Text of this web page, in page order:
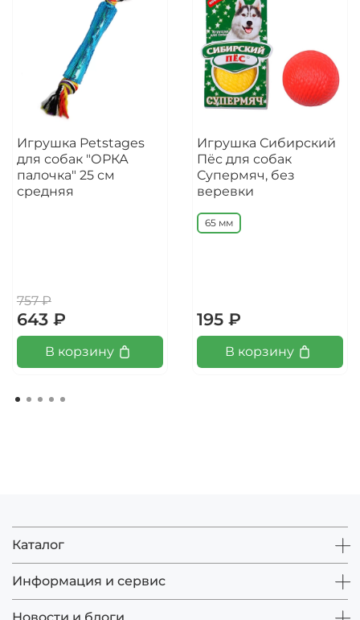
Игрушка Petstages
для собак "ОРКА
палочка" 25 см
средняя
757 ₽
643 ₽
В корзину
Игрушка Сибирский
Пёс для собак
Супермяч, без
веревки
65 мм
195 ₽
В корзину
Каталог
Информация и сервис